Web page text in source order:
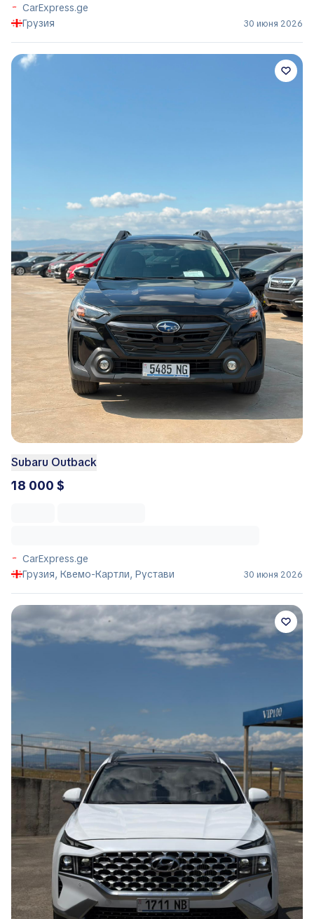
CarExpress.ge
Грузия
30 июня 2026
Subaru Outback
18 000 $
CarExpress.ge
Грузия, Квемо-Картли, Рустави
30 июня 2026